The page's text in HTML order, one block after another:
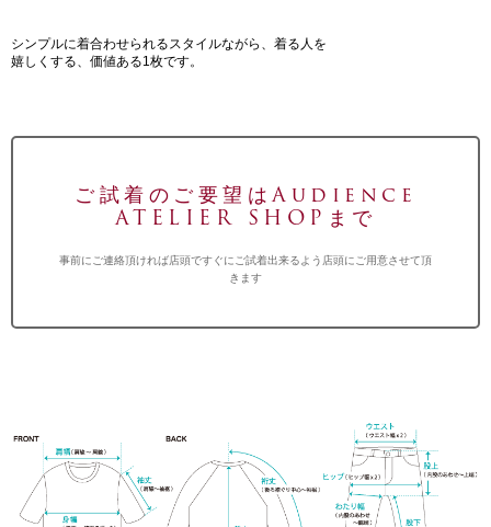
シンプルに着合わせられるスタイルながら、着る人を
嬉しくする、価値ある1枚です。
ご試着のご要望はAudience
ATELIER SHOPまで
事前にご連絡頂ければ店頭ですぐにご試着出来るよう店頭にご用意させて頂
きます